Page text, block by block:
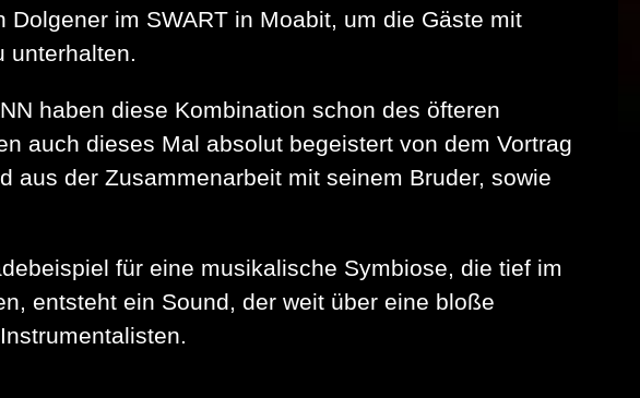
Dolgener im SWART in Moabit, um die Gäste mit
unterhalten.
haben diese Kombination schon des öfteren
auch dieses Mal absolut begeistert von dem Vortrag
aus der Zusammenarbeit mit seinem Bruder, sowie
für eine musikalische Symbiose, die tief im
entsteht ein Sound, der weit über eine bloße